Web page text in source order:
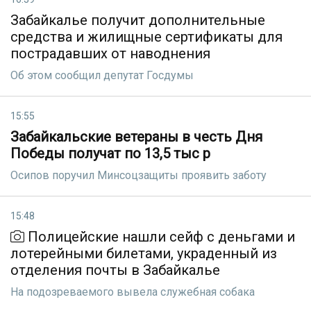
Забайкалье получит дополнительные
средства и жилищные сертификаты для
пострадавших от наводнения
Об этом сообщил депутат Госдумы
15:55
Забайкальские ветераны в честь Дня
Победы получат по 13,5 тыс р
Осипов поручил Минсоцзащиты проявить заботу
15:48
Полицейские нашли сейф с деньгами и
лотерейными билетами, украденный из
отделения почты в Забайкалье
На подозреваемого вывела служебная собака